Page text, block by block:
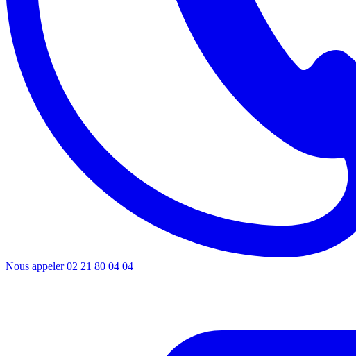
Nous appeler 02 21 80 04 04